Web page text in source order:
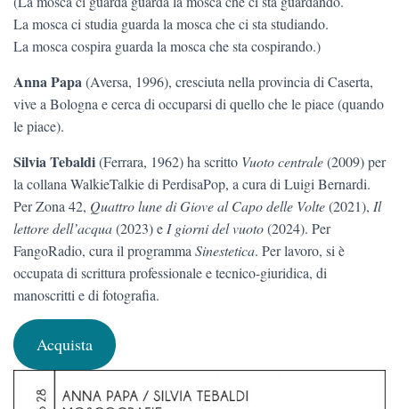
La mosca ci studia guarda la mosca che ci sta studiando.
La mosca cospira guarda la mosca che sta cospirando.)
Anna Papa(Aversa, 1996), cresciuta nella provincia di Caserta,
vive a Bologna e cerca di occuparsi di quello che le piace (quando
le piace).
Silvia Tebaldi(Ferrara, 1962) ha scritto Vuoto centrale(2009) per
la collana WalkieTalkie di PerdisaPop, a cura di Luigi Bernardi.
Per Zona 42, Quattro lune di Gioveal Capodelle Volte(2021), Il
lettore dell’acqua(2023) e I giorni del vuoto(2024). Per
FangoRadio, cura il programma Sinestetica. Per lavoro, si è
occupata di scrittura professionale e tecnico-giuridica, di
manoscritti e di fotografia.
Acquista